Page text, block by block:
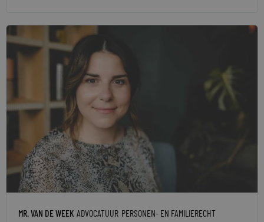
MR. VAN DE WEEK ADVOCATUUR PERSONEN- EN FAMILIERECHT